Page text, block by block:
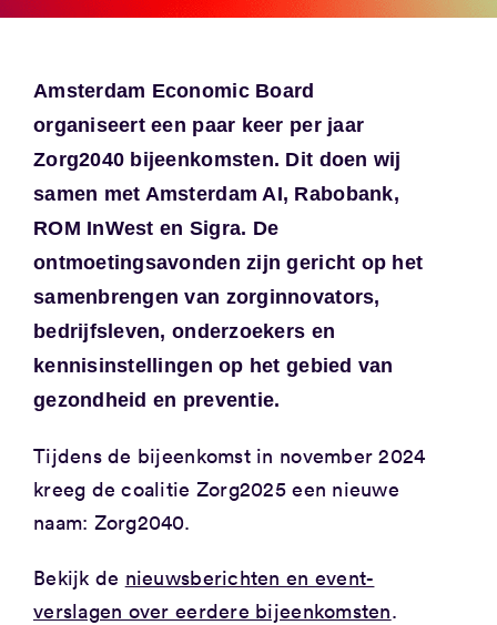
Amsterdam Economic Board
organiseert een paar keer per jaar
Zorg2040 bijeenkomsten. Dit doen wij
samen met Amsterdam AI, Rabobank,
ROM InWest en Sigra. De
ontmoetingsavonden zijn gericht op het
samenbrengen van zorginnovators,
bedrijfsleven, onderzoekers en
kennisinstellingen op het gebied van
gezondheid en preventie.
Tijdens de bijeenkomst in november 2024
kreeg de coalitie Zorg2025 een nieuwe
naam: Zorg2040.
Bekijk de nieuwsberichten en event-
verslagen over eerdere bijeenkomsten.